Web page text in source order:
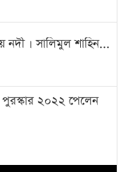
। সালিমুল শাহিন...
পুরস্কার ২০২২ পেলেন